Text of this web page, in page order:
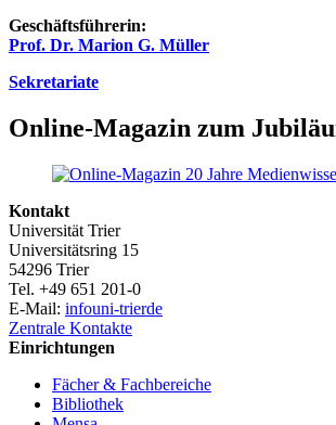
Geschäftsführerin:
Prof. Dr. Marion G. Müller
Sekretariate
Online-Magazin zum
Kontakt
Universität Trier
Universitätsring 15
54296 Trier
Tel. +49 651 201-0
E-Mail: infouni-trierde
Zentrale Kontakte
Einrichtungen
Fächer & Fachbereiche
Bibliothek